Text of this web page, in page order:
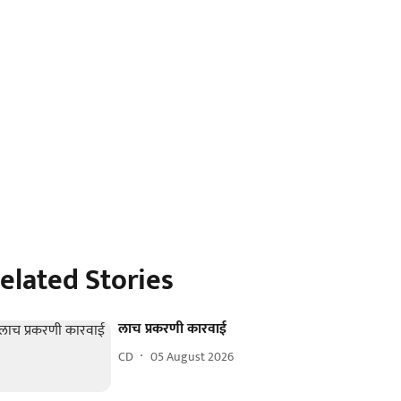
Stories
लाच प्रकरणी कारवाई
CD 05 August 2026